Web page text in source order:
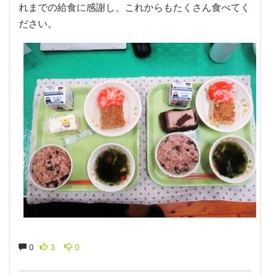
れまでの給食に感謝し、これからもたくさん食べてく
ださい。
0 3 0